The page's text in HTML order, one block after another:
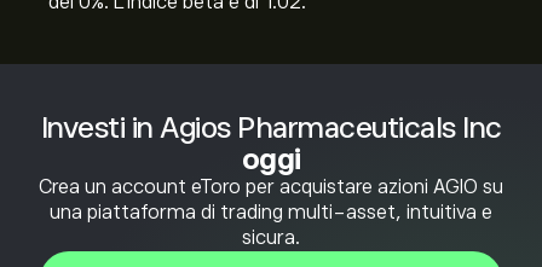
Investi in Agios Pharmaceuticals Inc
oggi
Crea un account eToro per acquistare azioni AGIO su
una piattaforma di trading multi-asset, intuitiva e
sicura.